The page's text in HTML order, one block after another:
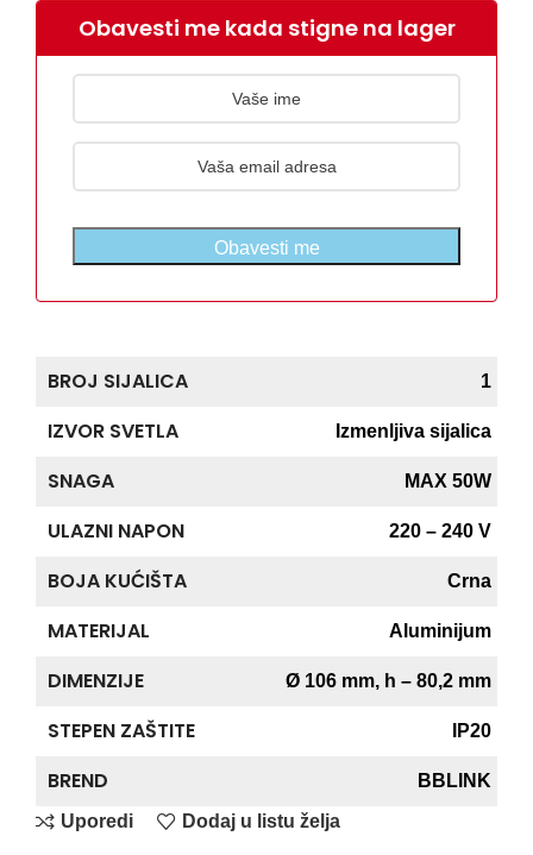
Obavesti me kada stigne na lager
Obavesti me
BROJ SIJALICA 1
IZVOR SVETLA Izmenljiva sijalica
SNAGA MAX 50W
ULAZNI NAPON 220 – 240 V
BOJA KUĆIŠTA Crna
MATERIJAL Aluminijum
DIMENZIJE Ø 106 mm, h – 80,2 mm
STEPEN ZAŠTITE IP20
BREND
BBLINK
Uporedi
Dodaj u listu želja